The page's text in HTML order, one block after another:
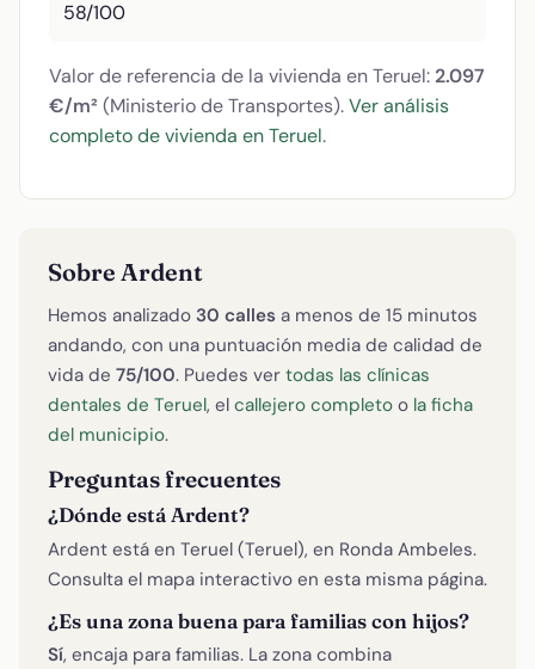
58/100
Valor de referencia de la vivienda en Teruel: 2.097
€/m² (Ministerio de Transportes).Ver análisis
completo de vivienda en Teruel.
Sobre Ardent
Hemos analizado 30 calles a menos de 15 minutos
andando, con una puntuación media de calidad de
vida de 75/100. Puedes ver todas las clínicas
dentales de Teruel, el callejero completo o la ficha
del municipio.
Preguntas frecuentes
¿Dónde está Ardent?
Ardent está en Teruel (Teruel), en Ronda Ambeles.
Consulta el mapa interactivo en esta misma página.
¿Es una zona buena para familias con hijos?
Sí, encaja para familias. La zona combina